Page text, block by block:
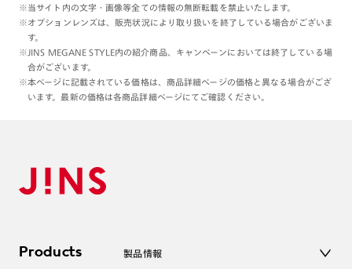
※当サイト内の文字・画像等全ての情報の無断転載を禁止いたします。
※オプションレンズは、販売状況により取り扱いを終了している場合がございま
す。
※JINS MEGANE STYLE内の紹介商品、キャンペーンにおいては終了している場
合がございます。
※本ページに記載されている価格は、商品詳細ページの価格と異なる場合がござ
います。最新の価格は各商品詳細ページにてご確認ください。
Products 製品情報